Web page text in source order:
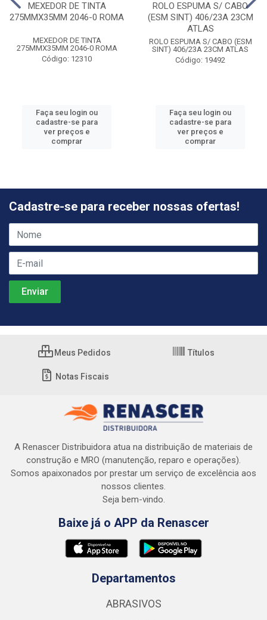
MEXEDOR DE TINTA
275MMX35MM 2046-0 ROMA
MEXEDOR DE TINTA
275MMX35MM 2046-0 ROMA
Código: 12310
Faça seu login ou
cadastre-se para
ver preços e
comprar
ROLO ESPUMA S/ CABO
(ESM SINT) 406/23A 23CM
ATLAS
ROLO ESPUMA S/ CABO (ESM
SINT) 406/23A 23CM ATLAS
Código: 19492
Faça seu login ou
cadastre-se para
ver preços e
comprar
Cadastre-se para receber nossas ofertas!
Meus Pedidos Títulos
Notas Fiscais
A Renascer Distribuidora atua na distribuição de materiais de
construção e MRO (manutenção, reparo e operações).
Somos apaixonados por prestar um serviço de excelência aos
nossos clientes.
Seja bem-vindo.
Baixe já o APP da Renascer
Departamentos
ABRASIVOS